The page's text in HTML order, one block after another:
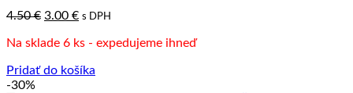
4.50€ Pôvodná
bola:
3.00 €Aktuálna
je:
s DPH
Na sklade 6 ks - expedujeme ihneď
Pridať do košíka
-30%